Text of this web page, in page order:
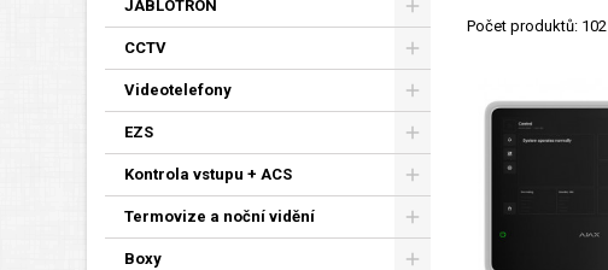
JABLOTRON
CCTV
Videotelefony
EZS
Kontrola vstupu + ACS
Termovize a noční vidění
Boxy
Počet produktů: 102